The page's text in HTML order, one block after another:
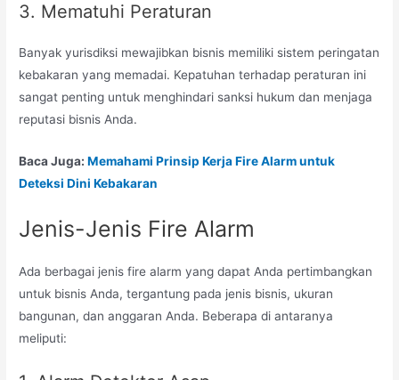
3. Mematuhi Peraturan
Banyak yurisdiksi mewajibkan bisnis memiliki sistem peringatan
kebakaran yang memadai. Kepatuhan terhadap peraturan ini
sangat penting untuk menghindari sanksi hukum dan menjaga
reputasi bisnis Anda.
Baca Juga:Memahami Prinsip Kerja Fire Alarm untuk
Deteksi Dini Kebakaran
Jenis-Jenis Fire Alarm
Ada berbagai jenis fire alarm yang dapat Anda pertimbangkan
untuk bisnis Anda, tergantung pada jenis bisnis, ukuran
bangunan, dan anggaran Anda. Beberapa di antaranya
meliputi: